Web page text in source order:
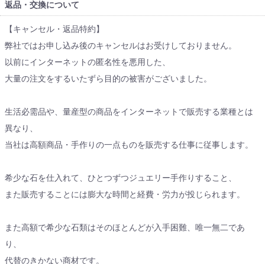
返品・交換について
【キャンセル・返品特約】
弊社ではお申し込み後のキャンセルはお受けしておりません。
以前にインターネットの匿名性を悪用した、
大量の注文をするいたずら目的の被害がございました。
生活必需品や、量産型の商品をインターネットで販売する業種とは
異なり、
当社は高額商品・手作りの一点ものを販売する仕事に従事します。
希少な石を仕入れて、ひとつずつジュエリー手作りすること、
また販売することには膨大な時間と経費・労力が投じられます。
また高額で希少な石類はそのほとんどが入手困難、唯一無二であ
り、
代替のきかない商材です。